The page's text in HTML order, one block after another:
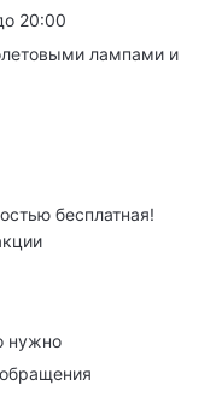
20:00
лампами и
бесплатная!
нужно